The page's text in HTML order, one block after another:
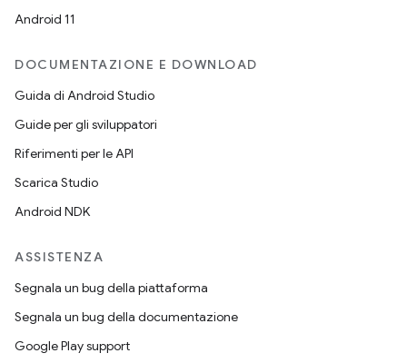
Android 11
DOCUMENTAZIONE E DOWNLOAD
Guida di Android Studio
Guide per gli sviluppatori
Riferimenti per le API
Scarica Studio
Android NDK
ASSISTENZA
Segnala un bug della piattaforma
Segnala un bug della documentazione
Google Play support